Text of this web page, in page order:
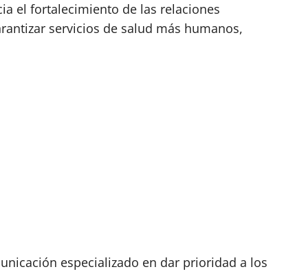
el fortalecimiento de las relaciones
servicios de salud más humanos,
especializado en dar prioridad a los